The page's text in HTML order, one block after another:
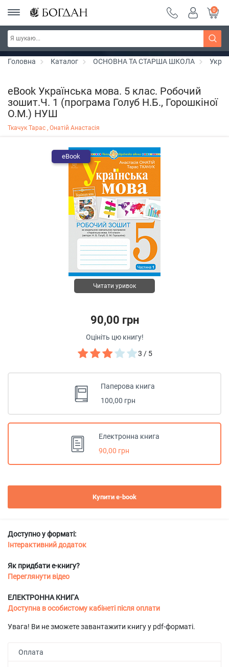
РОЗПРОДАЖ ~ 150 грн ~ 200 грн ~ 250 грн ~
300 грн ~ РОЗПРОДАЖ
Дізнатись більше
0
Головна Каталог ОСНОВНА ТА СТАРША ШКОЛА
eBook Українська мова. 5 клас. Робочий
зошит.Ч. 1 (програма Голуб Н.Б., Горошкіної
О.М.) НУШ
Ткачук Тарас , Онатій Анастасія
eBook
Читати уривок
90,00 грн
Оцініть цю книгу!
3 / 5
Паперова книга
100,00 грн
Електронна книга
90,00 грн
Купити e-book
Доступно у форматі:
Інтерактивний додаток
Як придбати е-книгу?
Переглянути відео
ЕЛЕКТРОННА КНИГА
Доступна в особистому кабінеті після оплати
Увага! Ви не зможете завантажити книгу у pdf-форматі.
Оплата